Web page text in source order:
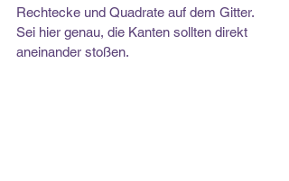
Rechtecke und Quadrate auf dem Gitter.
Sei hier genau, die Kanten sollten direkt
aneinander stoßen.